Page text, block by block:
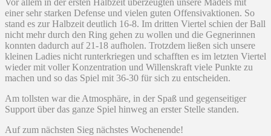
einer sehr starken Defense und vielen guten Offensivaktionen. So
stand es zur Halbzeit deutlich 16-8. Im dritten Viertel schien der Ball
nicht mehr durch den Ring gehen zu wollen und die Gegnerinnen
konnten dadurch auf 21-18 aufholen. Trotzdem ließen sich unsere
kleinen Ladies nicht runterkriegen und schafften es im letzten Viertel
wieder mit voller Konzentration und Willenskraft viele Punkte zu
machen und so das Spiel mit 36-30 für sich zu entscheiden.
Am tollsten war die Atmosphäre, in der Spaß und gegenseitiger
Support über das ganze Spiel hinweg an erster Stelle standen.
Auf zum nächsten Sieg nächstes Wochenende!